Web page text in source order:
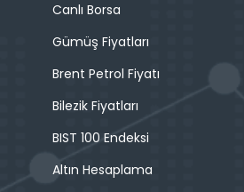
Canlı Borsa
Gümüş Fiyatları
Brent Petrol Fiyatı
Bilezik Fiyatları
BIST 100 Endeksi
Altın Hesaplama